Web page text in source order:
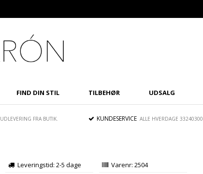
FIND DIN STIL TILBEHØR UDSALG
UDLEVERING FRA BUTIK. KUNDESERVICE ALLE HVERDAGE 33240300
Leveringstid: 2-5 dage Varenr: 2504